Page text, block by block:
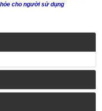
cho người sử dụng